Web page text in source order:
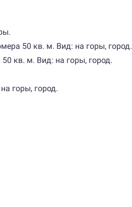
50 кв. м. Вид: на горы, город.
кв. м. Вид: на горы, город.
горы, город.